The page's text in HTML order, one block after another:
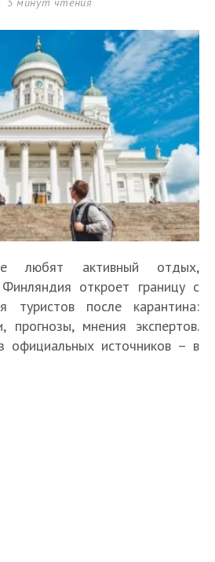
любят активный отдых,
откроет границу с
туристов после карантина:
прогнозы, мнения экспертов.
официальных источников – в